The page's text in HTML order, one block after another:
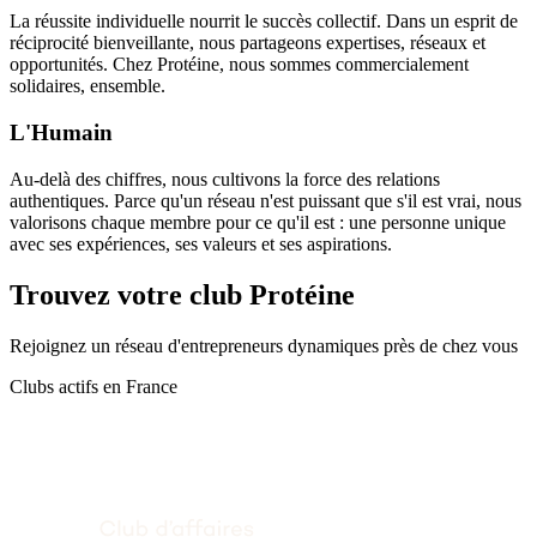
La réussite individuelle nourrit le succès collectif. Dans un esprit de
réciprocité bienveillante, nous partageons expertises, réseaux et
opportunités. Chez Protéine, nous sommes commercialement
solidaires, ensemble.
L'Humain
Au-delà des chiffres, nous cultivons la force des relations
authentiques. Parce qu'un réseau n'est puissant que s'il est vrai, nous
valorisons chaque membre pour ce qu'il est : une personne unique
avec ses expériences, ses valeurs et ses aspirations.
Trouvez votre club Protéine
Rejoignez un réseau d'entrepreneurs dynamiques près de chez vous
Clubs actifs en France